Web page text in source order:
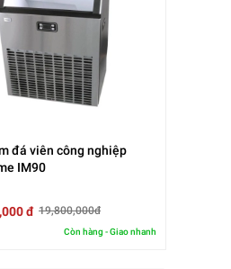
đá viên công nghiệp
IM90
đ 19,800,000đ
Còn hàng - Giao nhanh